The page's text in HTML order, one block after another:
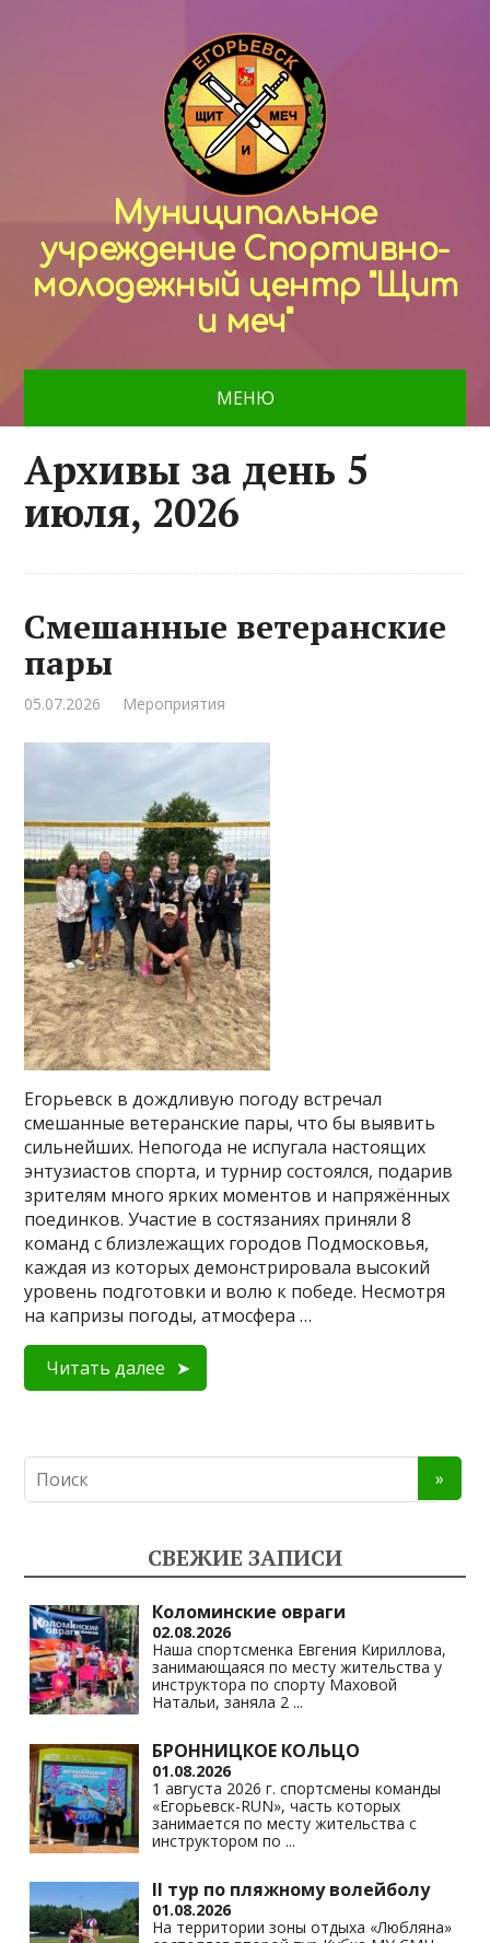
Муниципальное
учреждение Спортивно-
молодежный центр "Щит
и меч"
МЕНЮ
Архивы за день 5
июля, 2026
Смешанные ветеранские
пары
05.07.2026 Мероприятия
Егорьевск в дождливую погоду встречал
смешанные ветеранские пары, что бы выявить
сильнейших. Непогода не испугала настоящих
энтузиастов спорта, и турнир состоялся, подарив
зрителям много ярких моментов и напряжённых
поединков. Участие в состязаниях приняли 8
команд с близлежащих городов Подмосковья,
каждая из которых демонстрировала высокий
уровень подготовки и волю к победе. Несмотря
на капризы погоды, атмосфера …
Читать далее
СВЕЖИЕ ЗАПИСИ
Коломинские овраги
02.08.2026
Наша спортсменка Евгения Кириллова,
занимающаяся по месту жительства у
инструктора по спорту Маховой
Натальи, заняла 2 ...
БРОННИЦКОЕ КОЛЬЦО
01.08.2026
1 августа 2026 г. спортсмены команды
«Егорьевск-RUN», часть которых
занимается по месту жительства с
инструктором по ...
II тур по пляжному волейболу
01.08.2026
На территории зоны отдыха «Любляна»